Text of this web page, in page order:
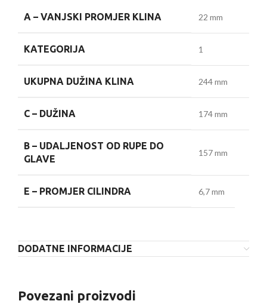
A – VANJSKI PROMJER KLINA 22 mm
KATEGORIJA 1
UKUPNA DUŽINA KLINA 244 mm
C – DUŽINA 174 mm
B – UDALJENOST OD RUPE DO
GLAVE
157 mm
E – PROMJER CILINDRA 6,7 mm
DODATNE INFORMACIJE
Povezani proizvodi